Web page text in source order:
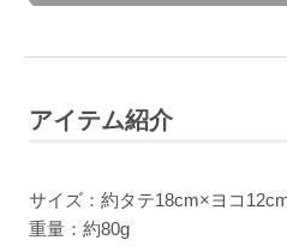
アイテム紹介
サイズ：約タテ18cm×ヨコ
重量：約80g